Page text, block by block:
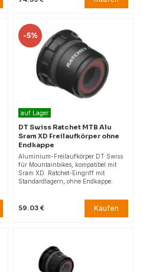
-5%
auf Lager
DT Swiss Ratchet MTB Alu
Sram XD Freilaufkörper ohne
Endkappe
Aluminium-Freilaufkörper DT Swiss
für Mountainbikes, kompatibel mit
Sram XD. Ratchet-Eingriff mit
Standardlagern, ohne Endkappe.
59.03 € Kaufen